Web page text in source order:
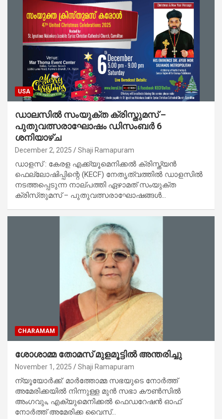
USA
ഡാലസിൽ സംയുക്ത ക്രിസ്തുമസ് –
പുതുവത്സരാഘോഷം ഡിസംബർ 6
ശനിയാഴ്ച
December 2, 2025 Shaji Ramapuram
ഡാളസ് : കേരള എക്ക്യൂമെനിക്കൽ ക്രിസ്ത്യൻ
ഫെല്ലോഷിപ്പിന്റെ (KECF) നേതൃത്വത്തിൽ ഡാളസിൽ
നടത്തപ്പെടുന്ന നാല്പത്തി ഏഴാമത് സംയുക്ത
ക്രിസ്‌തുമസ് – പുതുവത്സരാഘോഷങ്ങൾ…
CHARAMAM
ശോശാമ്മ തോമസ് മുളമൂട്ടിൽ അന്തരിച്ചു
November 1, 2025 Shaji Ramapuram
ന്യൂയോർക്ക്: മാർത്തോമ്മ സഭയുടെ നോർത്ത്
അമേരിക്കയിൽ നിന്നുള്ള മുൻ സഭാ കൗൺസിൽ
അംഗവും, എക്യുമെനിക്കല്‍ ഫെഡറേഷൻ ഓഫ്
നോർത്ത് അമേരിക്ക വൈസ്…